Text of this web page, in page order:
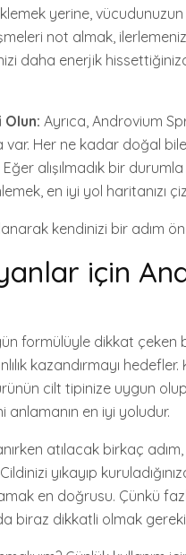
yerine,
not almak,
daha enerjik
Ayrıca, Androvium
Her ne kadar doğal
alışılmadık bir durumla
en iyi yol haritanızı
kendinizi bir adım
için
formülüyle dikkat çeken
kazandırmayı
cilt tipinize uygun
anlamanın en iyi yoludur.
atılacak birkaç
yıkayıp
en doğrusu. Çünkü
biraz dikkatli olmak